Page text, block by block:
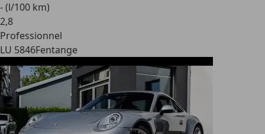
- (l/100 km)
2,8
Professionnel
LU 5846Fentange